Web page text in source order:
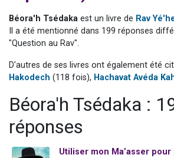
Il reste 49 places pour
Eva vient de donner son
Béora'h Tsédaka est un livre de Rav
Il a été mentionné dans 199 réponses
"Question au Rav".
D'autres de ses livres ont également été
Hakodech (118 fois), Hachavat Avéda
Béora'h Tsédaka :
réponses
Utiliser mon Ma’asser pour